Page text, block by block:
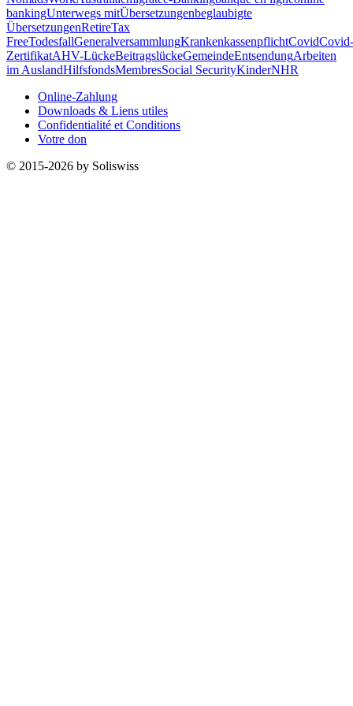
bankingUnterwegs mitÜbersetzungenbeglaubigte
ÜbersetzungenRetireTax
FreeTodesfallGeneralversammlungKrankenkassenpflichtCovidCovid-
ZertifikatAHV-LückeBeitragslückeGemeindeEntsendungArbeiten
im AuslandHilfsfondsMembresSocial SecurityKinderNHR
Online-Zahlung
Downloads & Liens utiles
Confidentialité et Conditions
Votre don
© 2015-2026 by Soliswiss